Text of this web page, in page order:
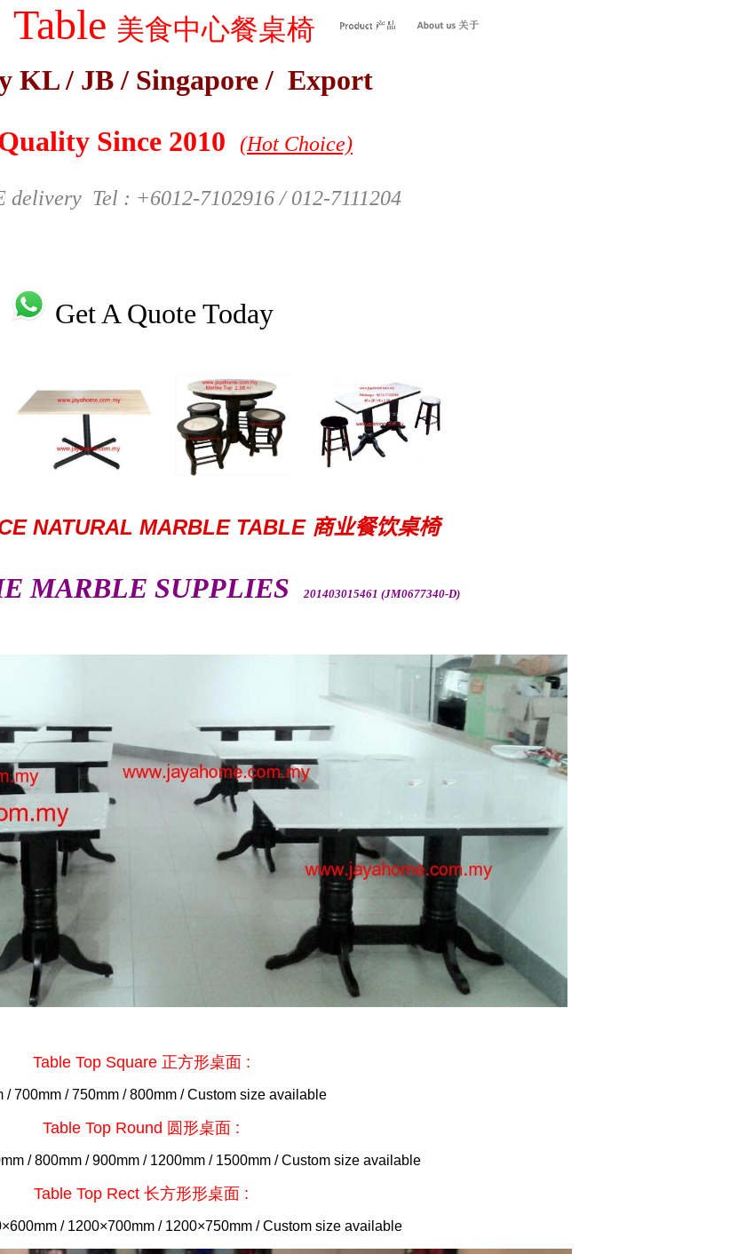
Table 美食中心餐桌椅
KL / JB / Singapore / Export
Since 2010
(Hot Choice)
delivery Tel : +6012-7102916 / 012-7111204
Get A Quote Today
NATURAL MARBLE TABLE 商业餐饮桌椅
MARBLE SUPPLIES 201403015461 (JM0677340-D)
Table Top Square 正方形桌面 :
/ 700mm / 750mm / 800mm / Custom size available
Table Top Round 圆形桌面 :
/ 800mm / 900mm / 1200mm / 1500mm / Custom size available
Table Top Rect 长方形形桌面 :
/ 1200×700mm / 1200×750mm / Custom size available